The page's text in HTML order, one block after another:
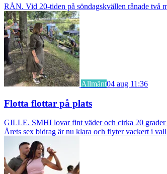
RÅN. Vid 20-tiden på söndagskvällen rånade två
Allmänt04 aug 11:36
Flotta flottar på plats
GILLE. SMHI lovar fint väder och cirka 20 grader
Årets sex bidrag är nu klara och flyter vackert i